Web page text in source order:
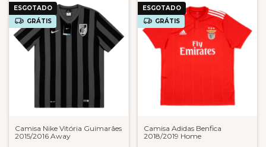
ESGOTADO
GRÁTIS
Camisa Nike Vitória Guimarães
2015/2016 Away
ESGOTADO
GRÁTIS
Camisa Adidas Benfica
2018/2019 Home